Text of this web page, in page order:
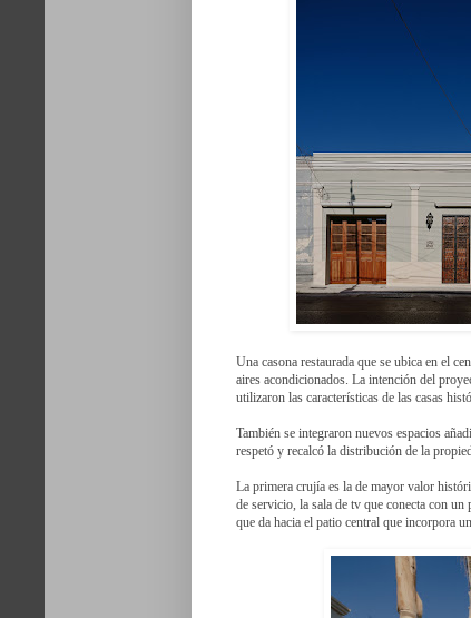
Una casona restaurada que se ubica en el
aires acondicionados. La intención del
utilizaron las características de las casas
También se integraron nuevos espacios
respetó y recalcó la distribución de la
La primera crujía es la de mayor valor
de servicio, la sala de tv que conecta con
que da hacia el patio central que incorpora